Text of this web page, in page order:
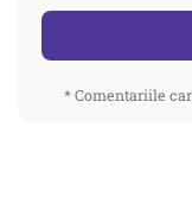
* Comentariile